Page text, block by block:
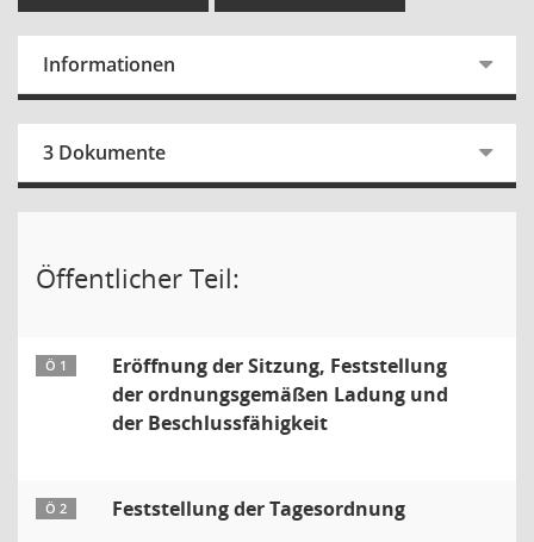
Informationen
3 Dokumente
Öffentlicher Teil:
Ö 1
Eröffnung der Sitzung, Feststellung
der ordnungsgemäßen Ladung und
der Beschlussfähigkeit
Ö 2 Feststellung der Tagesordnung